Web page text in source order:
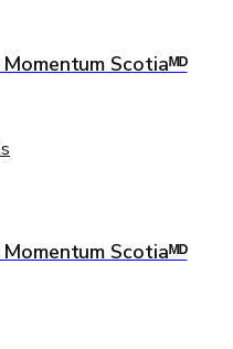
Scotiaᴹᴰ
Scotiaᴹᴰ